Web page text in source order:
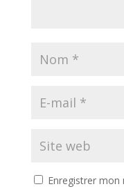
Enregistrer